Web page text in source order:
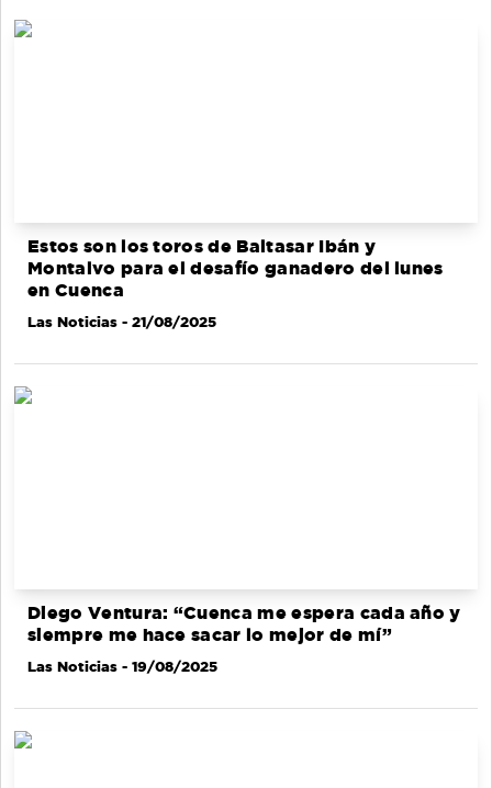
Estos son los toros de Baltasar Ibán y
Montalvo para el desafío ganadero del lunes
en Cuenca
Las Noticias - 21/08/2025
Diego Ventura: “Cuenca me espera cada año y
siempre me hace sacar lo mejor de mí”
Las Noticias - 19/08/2025